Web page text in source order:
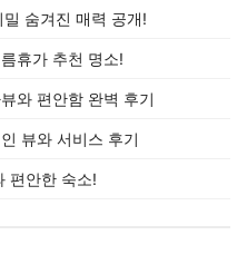
숨겨진 매력 공개!
휴가 추천 명소!
와 편안함 완벽 후기
뷰와 서비스 후기
편안한 숙소!